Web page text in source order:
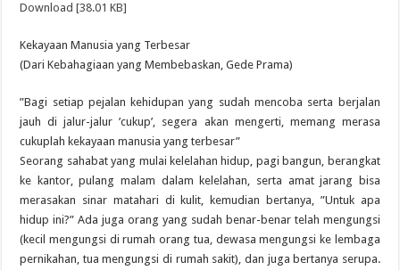
Download [38.01 KB]
Kekayaan Manusia yang Terbesar
(Dari Kebahagiaan yang Membebaskan, Gede Prama)
”Bagi setiap pejalan kehidupan yang sudah mencoba serta berjalan
jauh di jalur-jalur ’cukup’, segera akan mengerti, memang merasa
cukuplah kekayaan manusia yang terbesar”
Seorang sahabat yang mulai kelelahan hidup, pagi bangun, berangkat
ke kantor, pulang malam dalam kelelahan, serta amat jarang bisa
merasakan sinar matahari di kulit, kemudian bertanya, ”Untuk apa
hidup ini?” Ada juga orang yang sudah benar-benar telah mengungsi
(kecil mengungsi di rumah orang tua, dewasa mengungsi ke lembaga
pernikahan, tua mengungsi di rumah sakit), dan juga bertanya serupa.